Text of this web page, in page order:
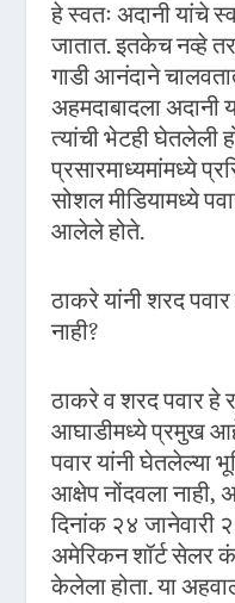
हे स्वतः अदानी यांचे
जातात. इतकेच नव्हे
गाडी आनंदाने
अहमदाबादला अदानी
त्यांची भेटही घेतलेली
प्रसारमाध्यमांमध्ये
सोशल मीडियामध्ये
आलेले होते.
ठाकरे यांनी शरद
नाही?
ठाकरे व शरद पवार हे
आघाडीमध्ये प्रमुख
पवार यांनी घेतलेल्या
आक्षेप नोंदवला नाही,
दिनांक २४ जानेवारी
अमेरिकन शॉर्ट सेलर
केलेला होता. या